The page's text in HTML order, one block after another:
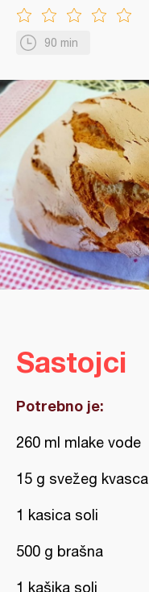
90 min
Sastojci
Potrebno je:
260 ml mlake vode
15 g svežeg kvasca
1 kasica soli
500 g brašna
1 kašika soli